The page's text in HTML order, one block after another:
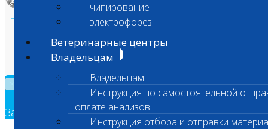
чипирование
электрофорез
Ветеринарные центры
Владельцам
Владельцам
Инструкция по самостоятельной
оплате анализов
Инструкция отбора и отправки
Политика в области персональных данных и конфиденциальности
Техническая поддержка
Заявка на обратный звонок